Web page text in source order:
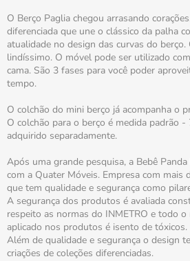
O Berço Paglia chegou arrasando
diferenciada que une o clássico da palha
atualidade no design das curvas do
lindíssimo. O móvel pode ser utilizado
cama. São 3 fases para você poder
tempo.
O colchão do mini berço já acompanha o
O colchão para o berço é medida padrão
adquirido separadamente.
Após uma grande pesquisa, a Bebê
com a Quater Móveis. Empresa com mais
que tem qualidade e segurança como
A segurança dos produtos é avaliada
respeito as normas do INMETRO e todo
aplicado nos produtos é isento de tóxicos.
Além de qualidade e segurança o design
criações de coleções diferenciadas.